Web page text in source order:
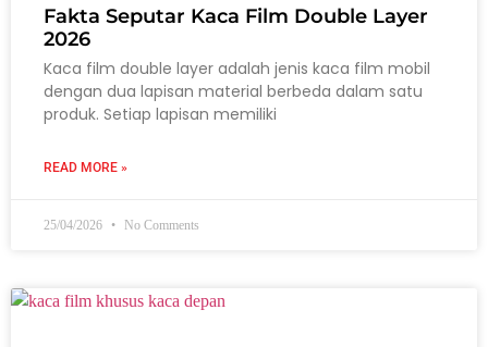
Fakta Seputar Kaca Film Double Layer
2026
Kaca film double layer adalah jenis kaca film mobil
dengan dua lapisan material berbeda dalam satu
produk. Setiap lapisan memiliki
READ MORE »
25/04/2026 No Comments